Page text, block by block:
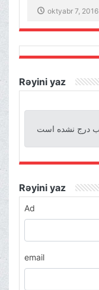
oktyabr 7, 2016
Rəyini yaz
Rəyini yaz
Ad
email